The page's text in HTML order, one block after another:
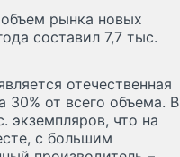
рынка новых
составил 7,7 тыс.
отечественная
от всего объема. В
экземпляров, что на
с большим